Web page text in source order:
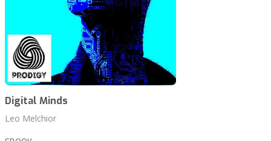
Digital Minds
Leo Melchior